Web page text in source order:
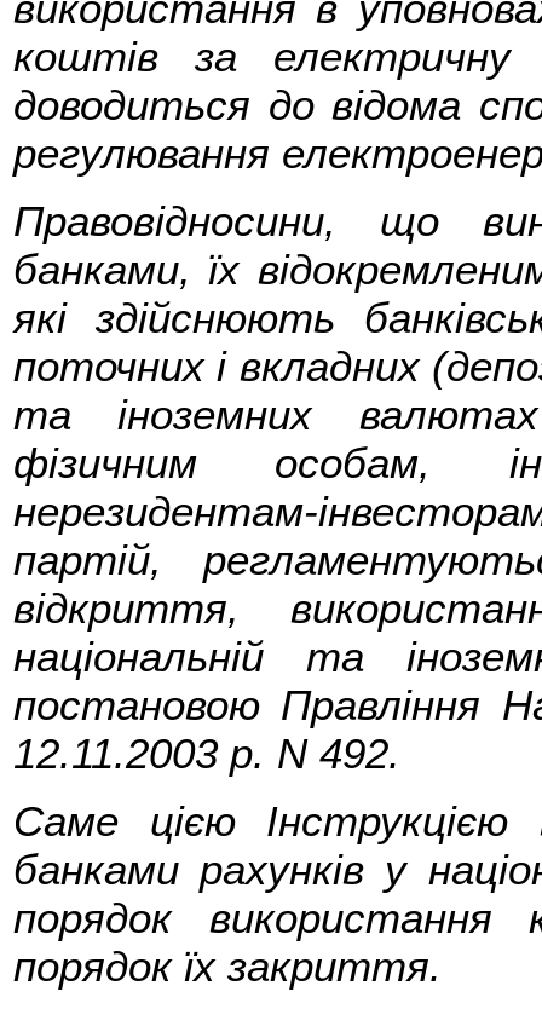
коштів за електричну
доводиться до відома
регулювання
Правовідносини, що
банками, їх
які здійснюють
поточних і вкладних
та іноземних
фізичним особам,
нерезидентам-
партій,
відкриття,
національній та
постановою Правління
12.11.2003 р. N 492.
Саме цією Інструкцією
банками рахунків у
порядок
порядок їх закриття.